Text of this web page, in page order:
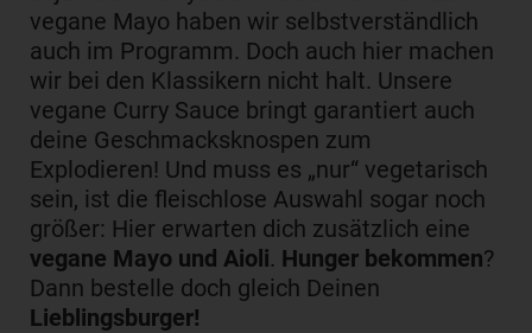
vegane Mayo haben wir selbstverständlich
auch im Programm. Doch auch hier machen
wir bei den Klassikern nicht halt. Unsere
vegane Curry Sauce bringt garantiert auch
deine Geschmacksknospen zum
Explodieren! Und muss es „nur“ vegetarisch
sein, ist die fleischlose Auswahl sogar noch
größer: Hier erwarten dich zusätzlich eine
vegane Mayo und Aioli. Hunger bekommen?
Dann bestelle doch gleich Deinen
Lieblingsburger!